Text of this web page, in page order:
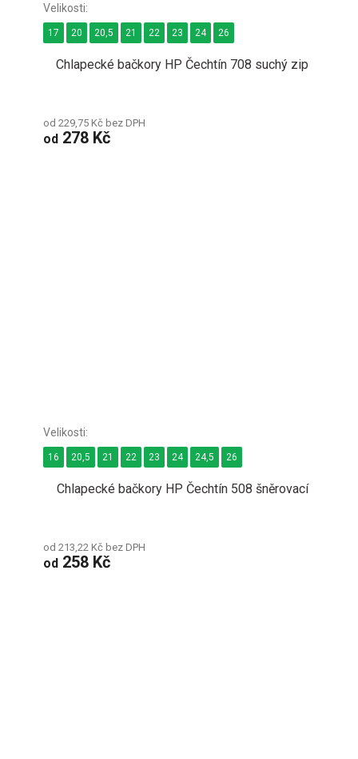
Chlapecké bačkory HP Čechtín 708 suchý zip
od 229,75 Kč bez DPH
od 278 Kč
17 20 20,5 21 22 23 24 26
Chlapecké bačkory HP Čechtín 508 šněrovací
od 213,22 Kč bez DPH
od 258 Kč
16 20,5 21 22 23 24 24,5 26